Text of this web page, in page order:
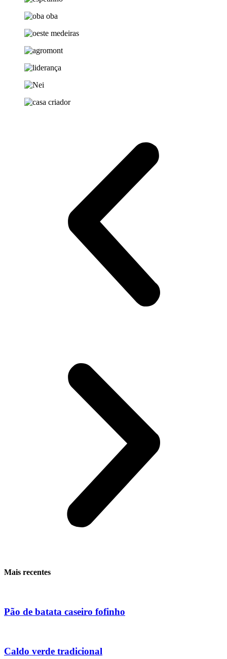
Mais recentes
Pão de batata caseiro fofinho
Caldo verde tradicional